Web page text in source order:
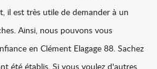
il est très utile de demander à un
Ainsi, nous pouvons vous
en Clément Elagage 88. Sachez